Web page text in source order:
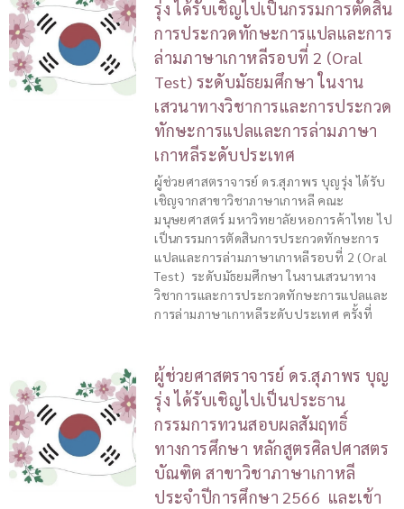
รุ่ง ได้รับเชิญไปเป็นกรรมการตัดสิน
การประกวดทักษะการแปลและการ
ล่ามภาษาเกาหลีรอบที่ 2 (Oral
Test) ระดับมัธยมศึกษา ในงาน
เสวนาทางวิชาการและการประกวด
ทักษะการแปลและการล่ามภาษา
เกาหลีระดับประเทศ
ผู้ช่วยศาสตราจารย์ ดร.สุภาพร บุญรุ่ง ได้รับ
เชิญจากสาขาวิชาภาษาเกาหลี คณะ
มนุษยศาสตร์ มหาวิทยาลัยหอการค้าไทย ไป
เป็นกรรมการตัดสินการประกวดทักษะการ
แปลและการล่ามภาษาเกาหลีรอบที่ 2 (Oral
Test) ระดับมัธยมศึกษา ในงานเสวนาทาง
วิชาการและการประกวดทักษะการแปลและ
การล่ามภาษาเกาหลีระดับประเทศ ครั้งที่
ผู้ช่วยศาสตราจารย์ ดร.สุภาพร บุญ
รุ่ง ได้รับเชิญไปเป็นประธาน
กรรมการทวนสอบผลสัมฤทธิ์
ทางการศึกษา หลักสูตรศิลปศาสตร
บัณฑิต สาขาวิชาภาษาเกาหลี
ประจำปีการศึกษา 2566 และเข้า